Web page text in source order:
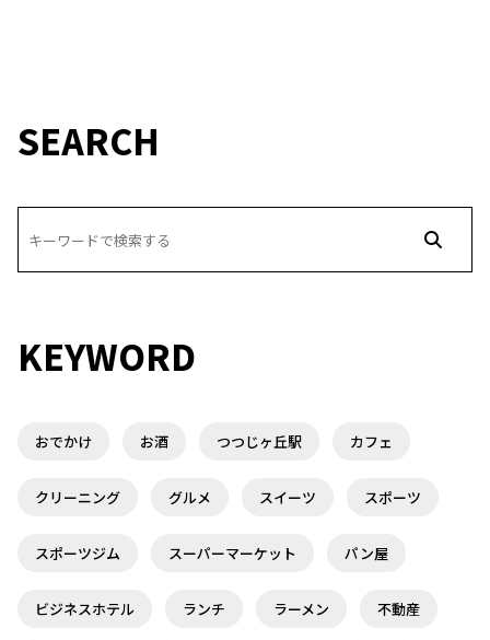
SEARCH
KEYWORD
おでかけ お酒 つつじヶ丘駅 カフェ
クリーニング グルメ スイーツ スポーツ
スポーツジム スーパーマーケット パン屋
ビジネスホテル ランチ ラーメン 不動産